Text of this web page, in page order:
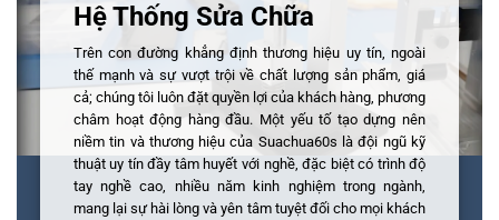
Hệ Thống Sửa Chữa
Trên con đường khẳng định thương hiệu uy tín, ngoài
thế mạnh và sự vượt trội về chất lượng sản phẩm, giá
cả; chúng tôi luôn đặt quyền lợi của khách hàng, phương
châm hoạt động hàng đầu. Một yếu tố tạo dựng nên
niềm tin và thương hiệu của Suachua60s là đội ngũ kỹ
thuật uy tín đầy tâm huyết với nghề, đặc biệt có trình độ
tay nghề cao, nhiều năm kinh nghiệm trong ngành,
mang lại sự hài lòng và yên tâm tuyệt đối cho mọi khách